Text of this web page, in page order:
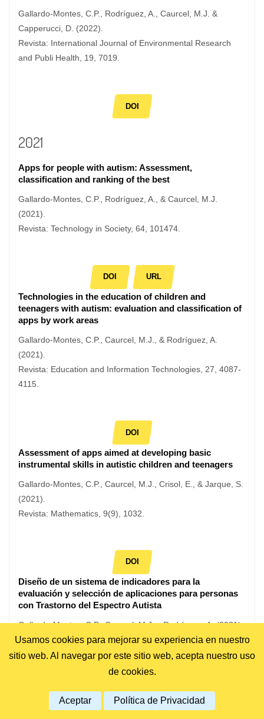
Gallardo-Montes, C.P., Rodríguez, A., Caurcel, M.J. &
Capperucci, D. (2022).
Revista: International Journal of Environmental Research
and Publi Health, 19, 7019.
DOI
2021
Apps for people with autism: Assessment,
classification and ranking of the best
Gallardo-Montes, C.P., Rodríguez, A., & Caurcel, M.J.
(2021).
Revista: Technology in Society, 64, 101474.
DOI URL
Technologies in the education of children and
teenagers with autism: evaluation and classification of
apps by work areas
Gallardo-Montes, C.P., Caurcel, M.J., & Rodríguez, A.
(2021).
Revista: Education and Information Technologies, 27, 4087-
4115.
DOI
Assessment of apps aimed at developing basic
instrumental skills in autistic children and teenagers
Gallardo-Montes, C.P., Caurcel, M.J., Crisol, E., & Jarque, S.
(2021).
Revista: Mathematics, 9(9), 1032.
DOI
Diseño de un sistema de indicadores para la
evaluación y selección de aplicaciones para personas
con Trastorno del Espectro Autista
Gallardo-Montes, C.P., Caurcel, M.J. y Rodríguez, A. (2021).
Revista: Revista Electrónica Educare, 25(3), 1-24.
Psychometric Properties of the Questionnaire
Usamos cookies para mejorar su experiencia en nuestro
sitio web. Al navegar por este sitio web, acepta nuestro uso
de cookies.
Aceptar Política de Privacidad